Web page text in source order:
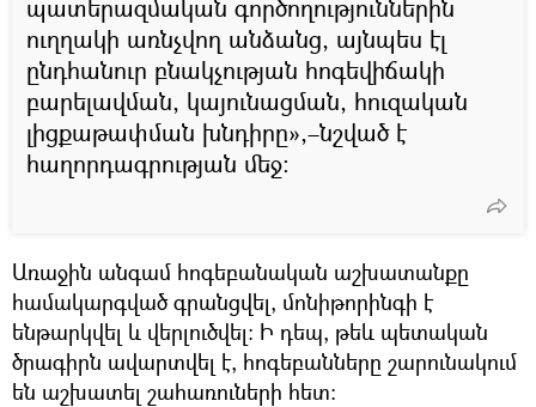
պատերազմական գործողություններին
ուղղակի առնչվող անձանց, այնպես էլ
ընդհանուր բնակչության հոգեվիճակի
բարելավման, կայունացման, հուզական
լիցքաթափման խնդիրը»,–նշված է
հաղորդագրության մեջ։
Առաջին անգամ հոգեբանական աշխատանքը
համակարգված գրանցվել, մոնիթորինգի է
ենթարկվել և վերլուծվել: Ի դեպ, թեև պետական
ծրագիրն ավարտվել է, հոգեբանները շարունակում
են աշխատել շահառուների հետ: